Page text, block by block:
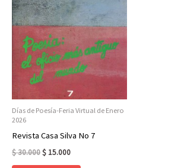
Días de Poesía-Feria Virtual de Enero
2026
Revista Casa Silva No 7
$30.000 Original
$ 15.000Current